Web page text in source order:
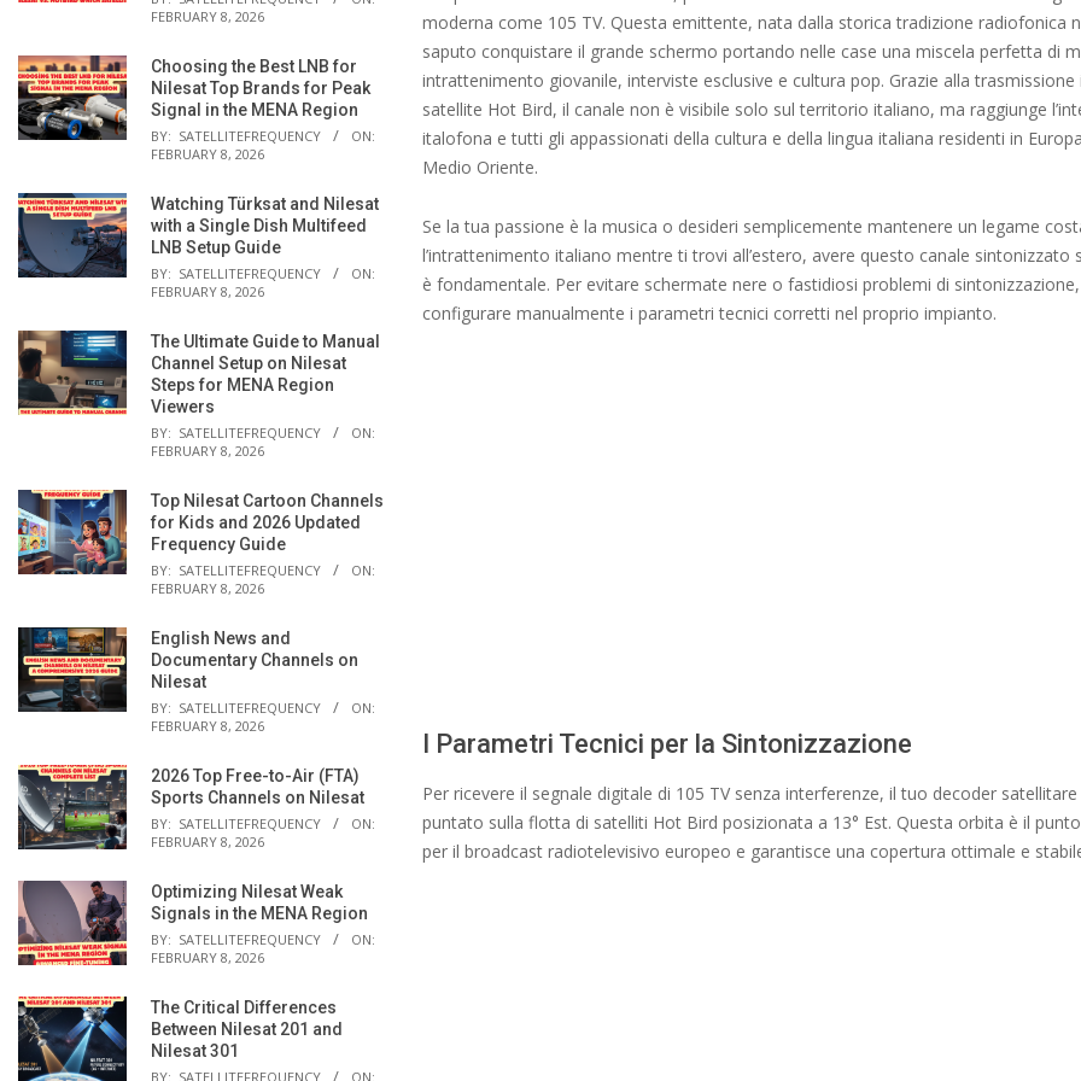
moderna come 105 TV. Questa emittente, nata dalla storica tradizione radiofonica
saputo conquistare il grande schermo portando nelle case una miscela perfetta di
intrattenimento giovanile, interviste esclusive e cultura pop. Grazie alla trasmissione
satellite Hot Bird, il canale non è visibile solo sul territorio italiano, ma raggiunge
italofona e tutti gli appassionati della cultura e della lingua italiana residenti in
Medio Oriente.
Se la tua passione è la musica o desideri semplicemente mantenere un legame
l’intrattenimento italiano mentre ti trovi all’estero, avere questo canale sintonizzato
è fondamentale. Per evitare schermate nere o fastidiosi problemi di
configurare manualmente i parametri tecnici corretti nel proprio impianto.
I Parametri Tecnici per la Sintonizzazione
Per ricevere il segnale digitale di 105 TV senza interferenze, il tuo decoder
puntato sulla flotta di satelliti Hot Bird posizionata a 13° Est. Questa orbita è il
per il broadcast radiotelevisivo europeo e garantisce una copertura ottimale e
FEBRUARY 8, 2026
Choosing the Best LNB for
Nilesat Top Brands for Peak
Signal in the MENA Region
BY: SATELLITEFREQUENCY
ON:
FEBRUARY 8, 2026
Watching Türksat and Nilesat
with a Single Dish Multifeed
LNB Setup Guide
BY: SATELLITEFREQUENCY
ON:
FEBRUARY 8, 2026
The Ultimate Guide to Manual
Channel Setup on Nilesat
Steps for MENA Region
Viewers
BY: SATELLITEFREQUENCY
ON:
FEBRUARY 8, 2026
Top Nilesat Cartoon Channels
for Kids and 2026 Updated
Frequency Guide
BY: SATELLITEFREQUENCY
ON:
FEBRUARY 8, 2026
English News and
Documentary Channels on
Nilesat
BY: SATELLITEFREQUENCY
ON:
FEBRUARY 8, 2026
2026 Top Free-to-Air (FTA)
Sports Channels on Nilesat
BY: SATELLITEFREQUENCY
ON:
FEBRUARY 8, 2026
Optimizing Nilesat Weak
Signals in the MENA Region
BY: SATELLITEFREQUENCY
ON:
FEBRUARY 8, 2026
The Critical Differences
Between Nilesat 201 and
Nilesat 301
BY: SATELLITEFREQUENCY ON: